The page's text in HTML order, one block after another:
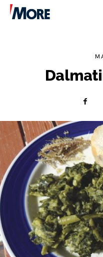
SPORT
PLOVILA
PLOVIDBA
SPIZA
VELIKE PRIČE
PRETPLATA